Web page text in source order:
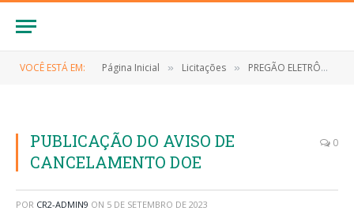
VOCÊ ESTÁ EM: Página Inicial » Licitações » PREGÃO ELETRÔNICO 028/2023-SRP (fornecimento de materiais de consumo (expediente), para atender as necessidades da Secretaria Municipal de Saúde, do município de Anapurus/MA)
PUBLICAÇÃO DO AVISO DE
CANCELAMENTO DOE
0
POR CR2-ADMIN9 ON 5 DE SETEMBRO DE 2023